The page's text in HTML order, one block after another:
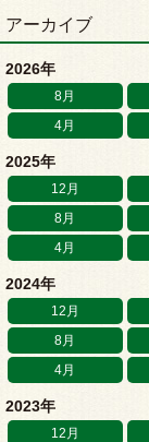
アーカイブ
2026年
8月
4月
2025年
12月
8月
4月
2024年
12月
8月
4月
2023年
12月